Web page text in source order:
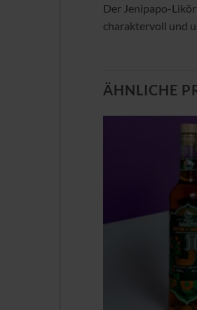
Der Jenipapo-
charaktervoll und
ÄHNLICHE